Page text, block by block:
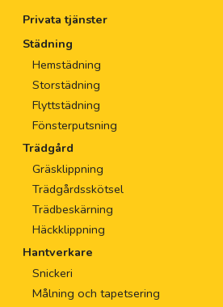
Privata tjänster
Städning
Hemstädning
Storstädning
Flyttstädning
Fönsterputsning
Trädgård
Gräsklippning
Trädgårdsskötsel
Trädbeskärning
Häckklippning
Hantverkare
Snickeri
Målning och tapetsering